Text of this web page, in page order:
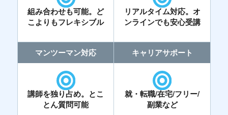
組み合わせも可能。ど
こよりもフレキシブル
リアルタイム対応。オ
ンラインでも安心受講
マンツーマン対応
講師を独り占め。とこ
とん質問可能
キャリアサポート
就・転職/在宅/フリー/
副業など